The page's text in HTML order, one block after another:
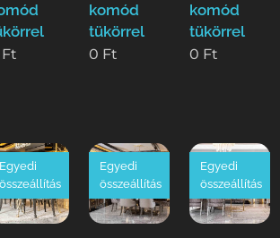
Ft
komód
tükörrel
0 Ft
komód
tükörrel
0 Ft
Egyedi
összeállítás
Egyedi
összeállítás
Egyedi
összeállítás